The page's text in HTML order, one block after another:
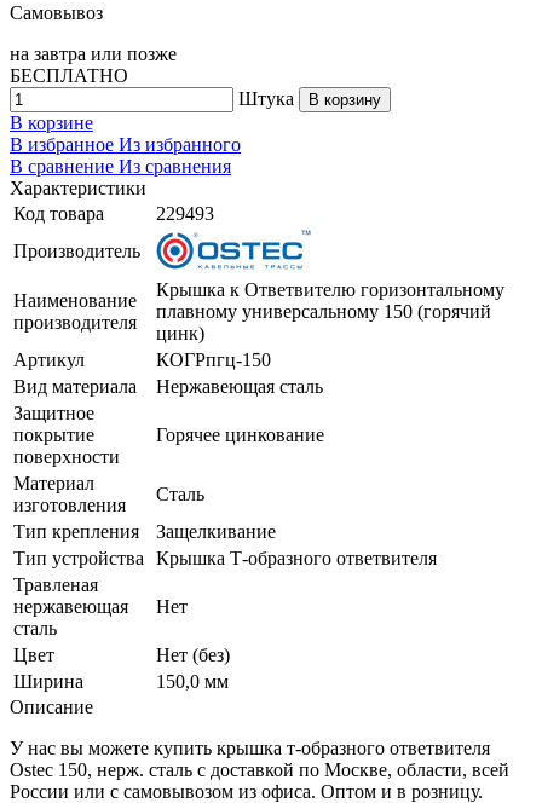
Самовывоз
на завтра или позже
БЕСПЛАТНО
Штука
В корзину
В корзине
В избранное Из избранного
В сравнение Из сравнения
Характеристики
Код товара
229493
Производитель
Наименование
производителя
Крышка к Ответвителю горизонтальному
плавному универсальному 150 (горячий
цинк)
Артикул
КОГРпгц-150
Вид материала
Нержавеющая сталь
Защитное
покрытие
поверхности
Горячее цинкование
Материал
изготовления
Сталь
Тип крепления
Защелкивание
Тип устройства
Крышка Т-образного ответвителя
Травленая
нержавеющая
сталь
Нет
Цвет
Нет (без)
Ширина
150,0 мм
Описание
У нас вы можете купить крышка т-образного ответвителя
Ostec 150, нерж. сталь с доставкой по Москве, области, всей
России или с самовывозом из офиса. Оптом и в розницу.